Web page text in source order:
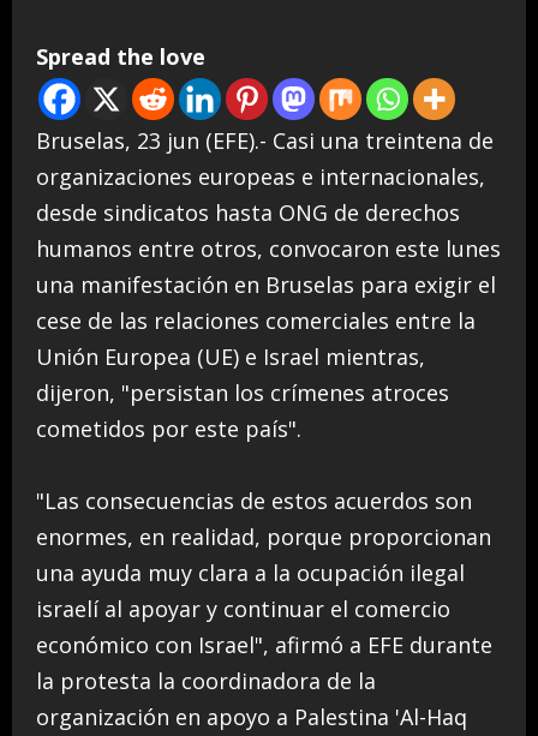
Spread the love
Bruselas, 23 jun (EFE).- Casi una treintena de
organizaciones europeas e internacionales,
desde sindicatos hasta ONG de derechos
humanos entre otros, convocaron este lunes
una manifestación en Bruselas para exigir el
cese de las relaciones comerciales entre la
Unión Europea (UE) e Israel mientras,
dijeron, "persistan los crímenes atroces
cometidos por este país".
"Las consecuencias de estos acuerdos son
enormes, en realidad, porque proporcionan
una ayuda muy clara a la ocupación ilegal
israelí al apoyar y continuar el comercio
económico con Israel", afirmó a EFE durante
la protesta la coordinadora de la
organización en apoyo a Palestina 'Al-Haq